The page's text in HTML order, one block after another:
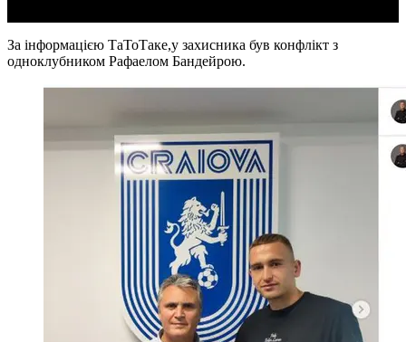
За інформацією ТаТоТаке,у захисника був конфлікт з
одноклубником Рафаелом Бандейрою.